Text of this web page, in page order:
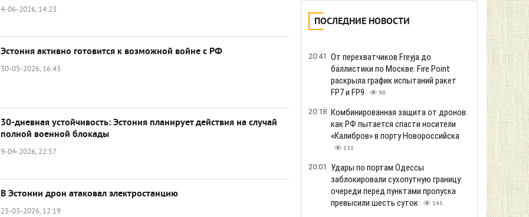
4-06-2026, 14:23
Эстония активно готовится к возможной войне с РФ
30-05-2026, 16:43
30-дневная устойчивость: Эстония планирует действия на случай
полной военной блокады
9-04-2026, 22:57
В Эстонии дрон атаковал электростанцию
25-03-2026, 12:19
ПОСЛЕДНИЕ НОВОСТИ
20:41 От перехватчиков Freyja до
баллистики по Москве: Fire Point
раскрыла график испытаний ракет
FP7 и FP9
90
20:18 Комбинированная защита от дронов:
как РФ пытается спасти носители
«Калибров» в порту Новороссийска
131
20:01
Удары по портам Одессы
заблокировали сухопутную границу:
очереди перед пунктами пропуска
превысили шесть суток
145